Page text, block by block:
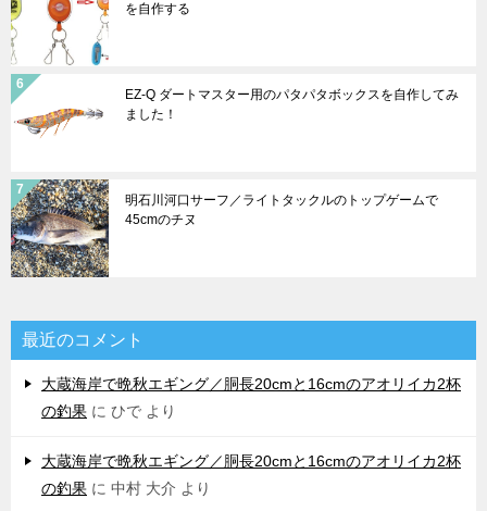
を自作する
EZ-Q ダートマスター用のパタパタボックスを自作してみ
ました！
明石川河口サーフ／ライトタックルのトップゲームで
45cmのチヌ
最近のコメント
大蔵海岸で晩秋エギング／胴長20cmと16cmのアオリイカ2杯
の釣果 に ひで より
大蔵海岸で晩秋エギング／胴長20cmと16cmのアオリイカ2杯
の釣果 に 中村 大介 より